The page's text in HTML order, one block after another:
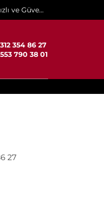
ve Güvenli
Buradayız!"
354 86 27
790 38 01
27